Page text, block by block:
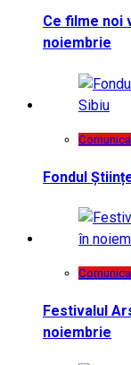
Ce filme noi
noiembrie
Fondul
Festivalul
noiembrie